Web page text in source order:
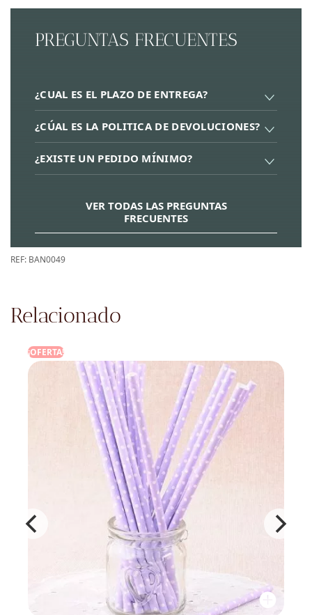
PREGUNTAS FRECUENTES
¿CUAL ES EL PLAZO DE ENTREGA?
¿CÚAL ES LA POLITICA DE DEVOLUCIONES?
¿EXISTE UN PEDIDO MÍNIMO?
VER TODAS LAS PREGUNTAS
FRECUENTES
REF: BAN0049
Relacionado
¡OFERTA!